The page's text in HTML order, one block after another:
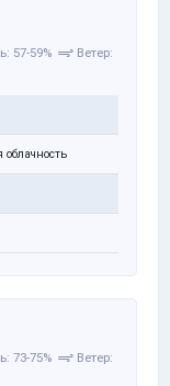
57-59%
Ветер:
облачность
73-75%
Ветер: